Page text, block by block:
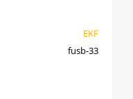
EKF
fusb-33